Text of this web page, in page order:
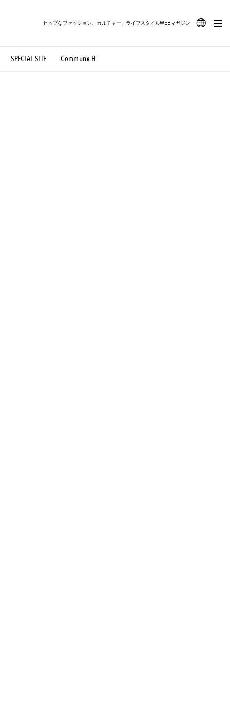
SPECIAL SITE Commune H
ヒップなファッション、カルチャー、ライフスタイルWEBマガジン
#路地裏てぃーん。 #MONTHLY JOURNAL
#MOVIE #LIFESTYLE #SNEAKER #OUTDOOR